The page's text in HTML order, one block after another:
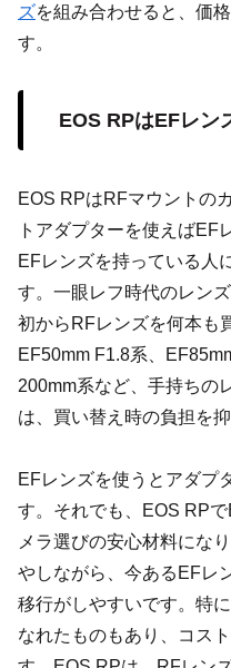
ズを組み合わせると、価
す。
EOS RPはEFレン
EOS RPはRFマウントの
トアダプターを使えばEF
EFレンズを持っている人
す。一眼レフ時代のレン
初からRFレンズを何本も
EF50mm F1.8系、
200mm系など、手持ちの
は、買い替え時の負担を
EFレンズを使うとアダプ
す。それでも、EOS RP
メラ選びの安心材料にな
やしながら、今あるEFレ
移行がしやすいです。特
なれたものもあり、コス